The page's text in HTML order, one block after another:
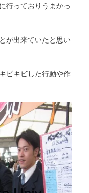
行っておりうまかっ
が出来ていたと思い
ビキビした行動や作